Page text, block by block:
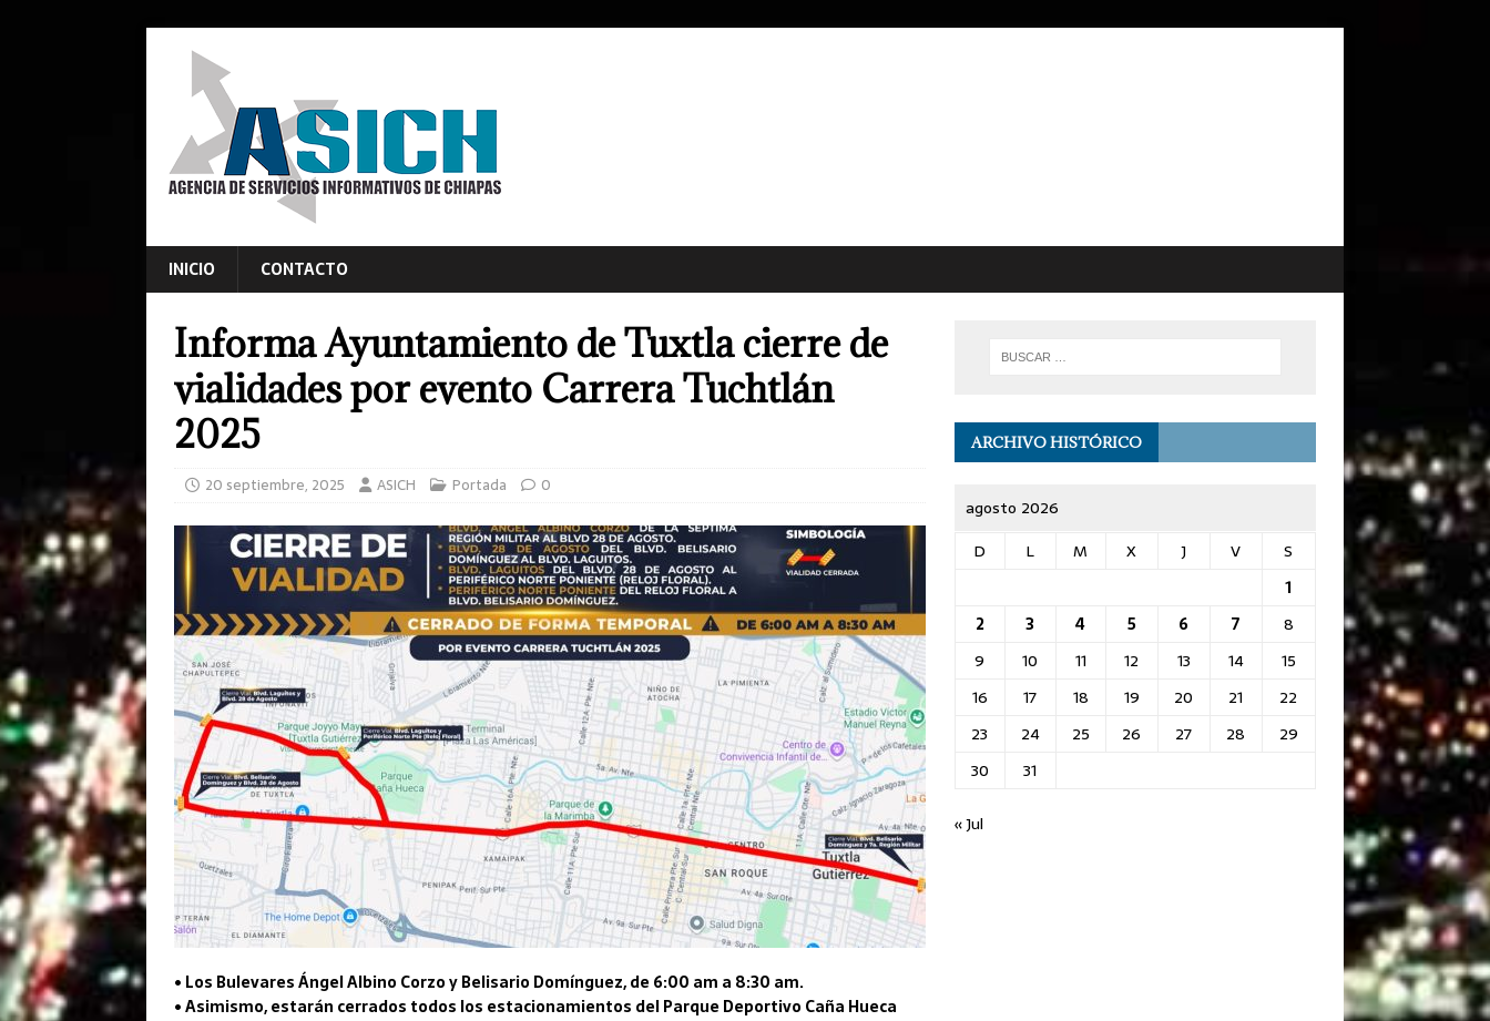
INICIO CONTACTO
Informa Ayuntamiento de Tuxtla cierre de
vialidades por evento Carrera Tuchtlán
2025
20 septiembre, 2025 ASICH Portada 0
• Los Bulevares Ángel Albino Corzo y Belisario Domínguez, de 6:00 am a 8:30 am.
• Asimismo, estarán cerrados todos los estacionamientos del Parque Deportivo Caña Hueca
ARCHIVO HISTÓRICO
agosto 2026
D
L M X J V
S
1
2
3 4 5 6 7
8
9
10 11 12 13 14
15
16
17 18 19 20 21
22
23
24 25 26 27 28
29
30
31
« Jul